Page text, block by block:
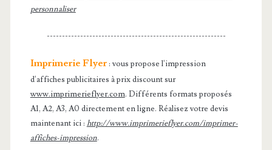
personnaliser
-----------------------------------------------------------
Imprimerie Flyer: vous propose l'impression
d'affiches publicitaires à prix discount sur
www.imprimerieflyer.com. Différents formats proposés
A1, A2, A3, A0 directement en ligne. Réalisez votre devis
maintenant ici : http://www.imprimerieflyer.com/imprimer-
affiches-impression.